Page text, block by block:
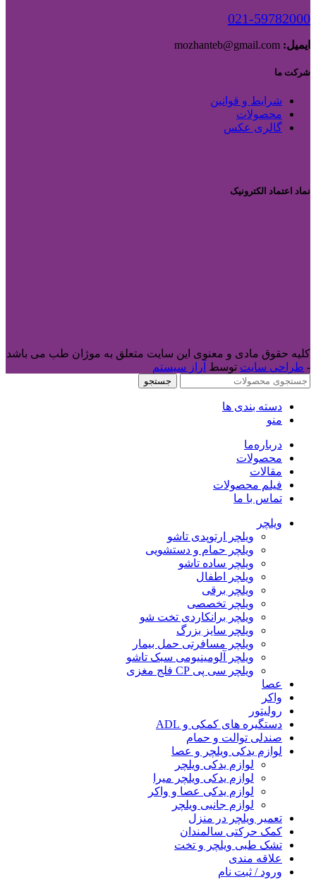
021-59782000
ایمیل:
شرکت ما
شرایط و قوانین
محصولات
گالری عکس
نماد اعتماد الکترونیک
کلیه حقوق مادی و معنوی این سایت متعلق به موژان طب می باشد
- طراحی سایت توسط آراز سیستم
جستجو
دسته بندی ها
منو
درباره‌ما
محصولات
مقالات
فیلم محصولات
تماس با ما
ویلچر
ویلچر ارتوپدی تاشو
ویلچر حمام و دستشویی
ویلچر ساده تاشو
ویلچر اطفال
ویلچر برقی
ویلچر تخصصی
ویلچر برانکاردی تخت شو
ویلچر سایز بزرگ
ویلچر مسافرتی حمل بیمار
ویلچر آلومینیومی سبک تاشو
ویلچر سی پی CP فلج مغزی
عصا
واکر
رولیتور
دستگیره های کمکی و ADL
صندلی توالت و حمام
لوازم یدکی ویلچر و عصا
لوازم یدکی ویلچر
لوازم یدکی ویلچر میرا
لوازم یدکی عصا و واکر
لوازم جانبی ویلچر
تعمیر ویلچر در منزل
کمک حرکتی سالمندان
تشک طبی ویلچر و تخت
علاقه مندی
ورود / ثبت نام